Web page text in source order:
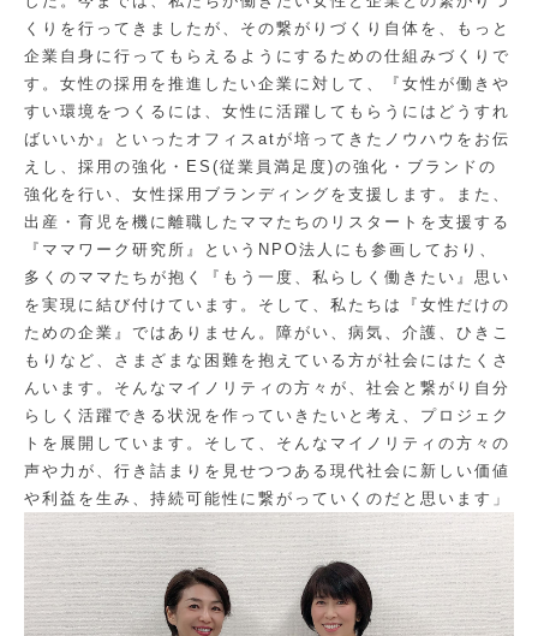
くりを行ってきましたが、その繋がりづくり自体を、もっと
企業自身に行ってもらえるようにするための仕組みづくりで
す。女性の採用を推進したい企業に対して、『女性が働きや
すい環境をつくるには、女性に活躍してもらうにはどうすれ
ばいいか』といったオフィスatが培ってきたノウハウをお伝
えし、採用の強化・ES(従業員満足度)の強化・ブランドの
強化を行い、女性採用ブランディングを支援します。また、
出産・育児を機に離職したママたちのリスタートを支援する
『ママワーク研究所』というNPO法人にも参画しており、
多くのママたちが抱く『もう一度、私らしく働きたい』思い
を実現に結び付けています。そして、私たちは『女性だけの
ための企業』ではありません。障がい、病気、介護、ひきこ
もりなど、さまざまな困難を抱えている方が社会にはたくさ
んいます。そんなマイノリティの方々が、社会と繋がり自分
らしく活躍できる状況を作っていきたいと考え、プロジェク
トを展開しています。そして、そんなマイノリティの方々の
声や力が、行き詰まりを見せつつある現代社会に新しい価値
や利益を生み、持続可能性に繋がっていくのだと思います」